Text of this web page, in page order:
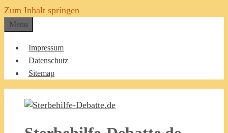
Zum Inhalt springen
Menu
Impressum
Datenschutz
Sitemap